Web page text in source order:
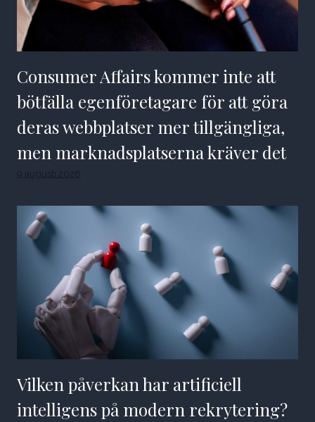
Consumer Affairs kommer inte att
bötfälla egenföretagare för att göra
deras webbplatser mer tillgängliga,
men marknadsplatserna kräver det
9 augusti 2026
Vilken påverkan har artificiell
intelligens på modern rekrytering?